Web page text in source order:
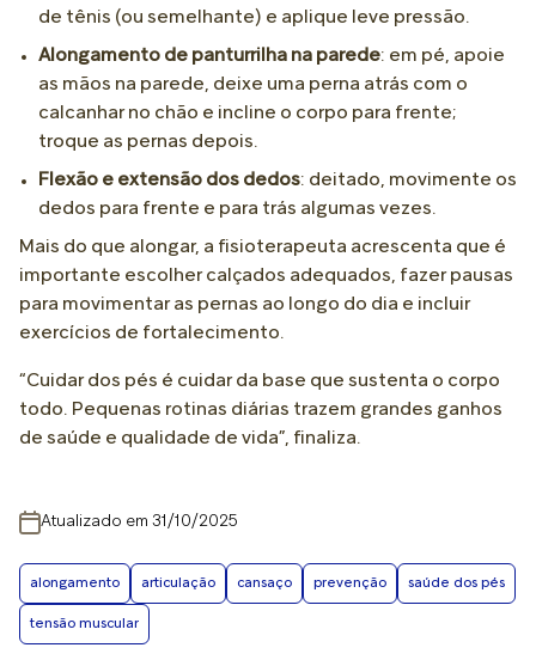
de tênis (ou semelhante) e aplique leve pressão.
Alongamento de panturrilha na parede: em pé, apoie
as mãos na parede, deixe uma perna atrás com o
calcanhar no chão e incline o corpo para frente;
troque as pernas depois.
Flexão e extensão dos dedos: deitado, movimente os
dedos para frente e para trás algumas vezes.
Mais do que alongar, a fisioterapeuta acrescenta que é
importante escolher calçados adequados, fazer pausas
para movimentar as pernas ao longo do dia e incluir
exercícios de fortalecimento.
“Cuidar dos pés é cuidar da base que sustenta o corpo
todo. Pequenas rotinas diárias trazem grandes ganhos
de saúde e qualidade de vida”, finaliza.
Atualizado em 31/10/2025
alongamento articulação cansaço prevenção saúde dos pés
tensão muscular